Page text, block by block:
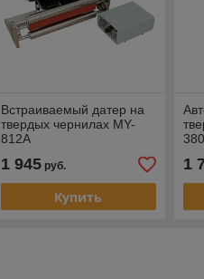
Встраиваемый датер на
твердых чернилах MY-
812A
1 945руб.
Купить
1